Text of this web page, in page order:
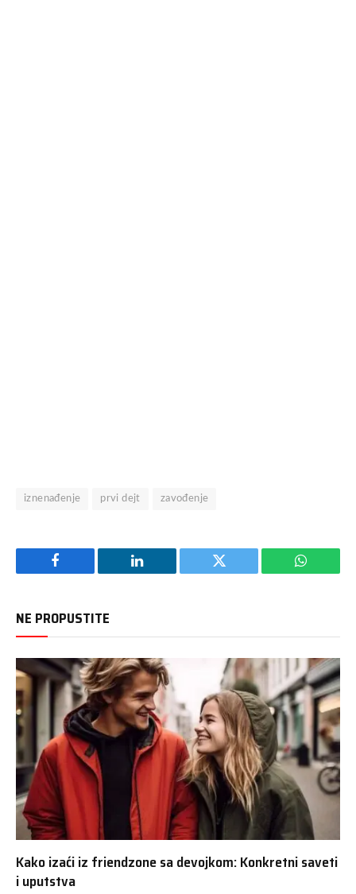
iznenađenje prvi dejt zavođenje
Facebook LinkedIn Twitter
NE PROPUSTITE
Kako izaći iz friendzone sa devojkom: Konkretni saveti
i uputstva